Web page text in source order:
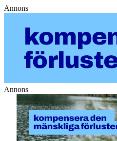
Annons
Annons